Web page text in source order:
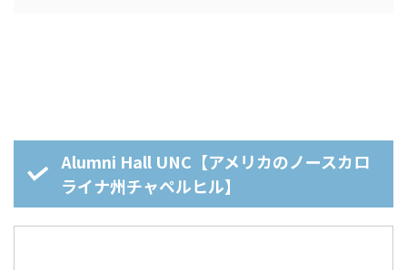
Alumni Hall UNC【アメリカのノースカロ
ライナ州チャペルヒル】